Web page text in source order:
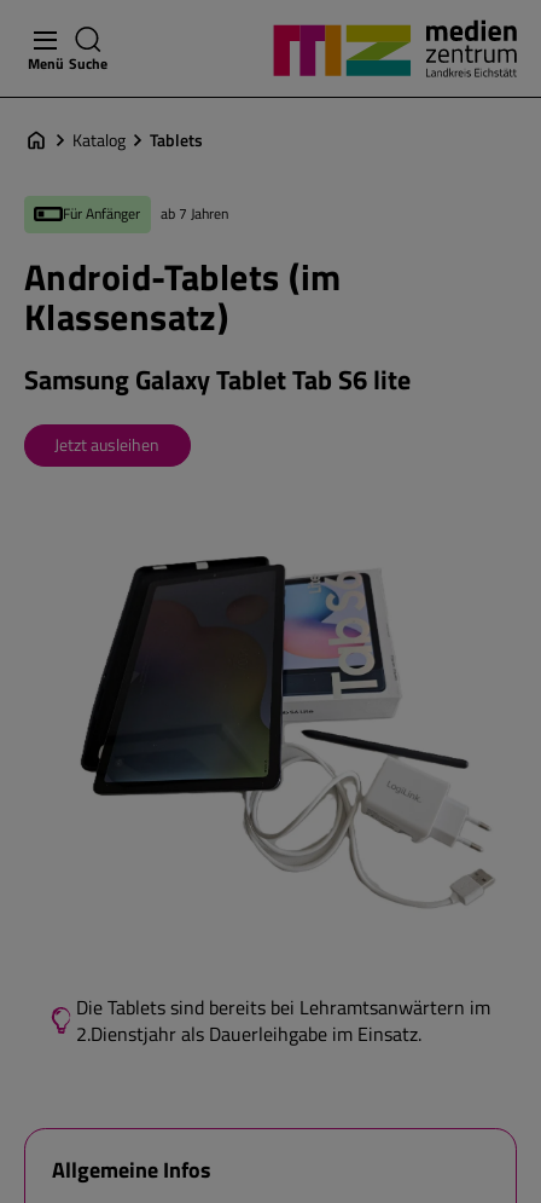
Menü Suche
Tablets
Katalog
Für Anfänger ab 7 Jahren
Android-Tablets (im
Klassensatz)
Samsung Galaxy Tablet Tab S6 lite
Jetzt ausleihen
Die Tablets sind bereits bei Lehramtsanwärtern im
2.Dienstjahr als Dauerleihgabe im Einsatz.
Allgemeine Infos